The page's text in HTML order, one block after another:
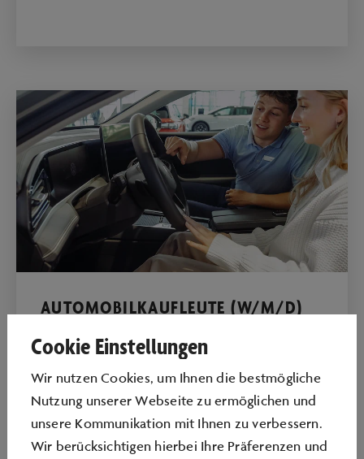
AUTOMOBILKAUFLEUTE (W/M/D)
MEHR ALS TECHNIK – WIR BEWEGEN MENSCHEN
Autos faszinieren dich und du möchtest
Kundinnen und Kunden bei ihrer
Erlebnisabholung im weltweit größten
Auslieferungszentrum begleiten. Wenn du
Cookie Einstellungen
Wir nutzen Cookies, um Ihnen die bestmögliche
Nutzung unserer Webseite zu ermöglichen und
unsere Kommunikation mit Ihnen zu verbessern.
Wir berücksichtigen hierbei Ihre Präferenzen und